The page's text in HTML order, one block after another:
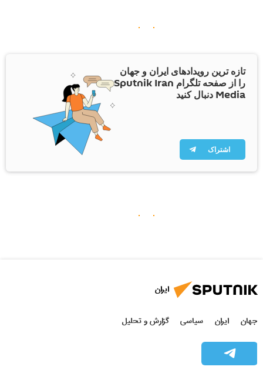
تازه ترین رویدادهای ایران و جهان
را از صفحه تلگرام Sputnik Iran
Media دنبال کنید
اشتراک
ایران
جهان ایران سیاسی گزارش و تحلیل